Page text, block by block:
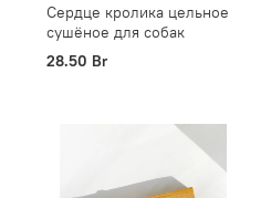
Сердце кролика цельное
сушёное для собак
28.50 Br